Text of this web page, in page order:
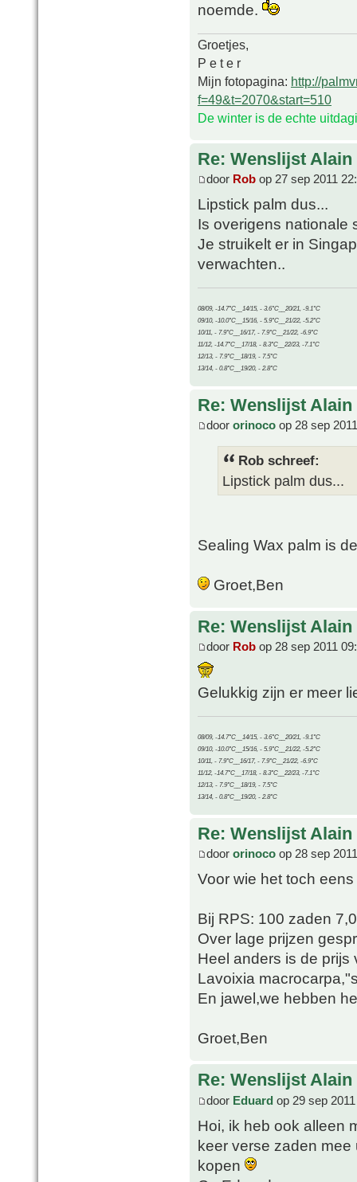
noemde.
Groetjes,
P e t e r
Mijn fotopagina: http://
f=49&t=2070&start=510
De winter is de echte
Re: Wenslijst Alain
door Rob op 27 sep 2011
Lipstick palm dus...
Is overigens nationale
Je struikelt er in
verwachten..
08/09, -14.7°C__14/15, - 3.6°C__20/21, -9.1°C
09/10, -10.0°C__15/16, - 5.9°C__21/22, -5.2°C
10/11, - 7.9°C__16/17, - 7.9°C__21/22, -6.9°C
11/12, -14.7°C__17/18, - 8.3°C__22/23, -7.1°C
12/13, - 7.9°C__18/19, - 7.5°C
13/14, - 0.8°C__19/20, - 2.8°C
Re: Wenslijst Alain
door orinoco op 28 sep
Rob schreef:
Lipstick palm dus...
Sealing Wax palm is
Groet,Ben
Re: Wenslijst Alain
door Rob op 28 sep 2011
Gelukkig zijn er meer
08/09, -14.7°C__14/15, - 3.6°C__20/21, -9.1°C
09/10, -10.0°C__15/16, - 5.9°C__21/22, -5.2°C
10/11, - 7.9°C__16/17, - 7.9°C__21/22, -6.9°C
11/12, -14.7°C__17/18, - 8.3°C__22/23, -7.1°C
12/13, - 7.9°C__18/19, - 7.5°C
13/14, - 0.8°C__19/20, - 2.8°C
Re: Wenslijst Alain
door orinoco op 28 sep
Voor wie het toch
Bij RPS: 100 zaden
Over lage prijzen
Heel anders is de
Lavoixia
En jawel,we hebben
Groet,Ben
Re: Wenslijst Alain
door Eduard op 29 sep
Hoi, ik heb ook alleen
keer verse zaden mee
kopen